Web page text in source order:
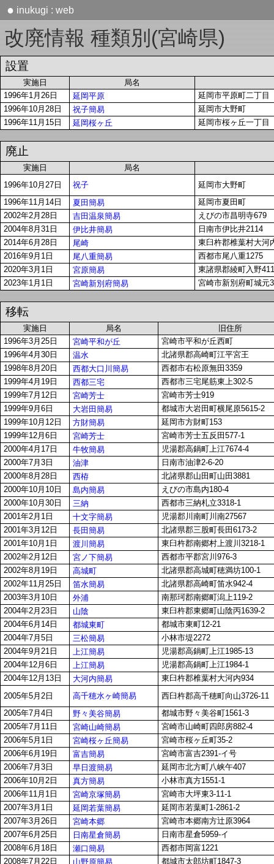
● inukugi : web
改廃情報 種類別(宮崎県)
設置
実施日
局名
1996年1月26日
延岡平原
延岡市平原町二丁目
1996年10月28日
祝子簡易
延岡市大野町
1996年11月15日
延岡桜ヶ丘 延岡市桜ヶ丘一丁目
廃止
実施日
局名
1996年10月27日
祝子
延岡市大野町
1996年11月14日
夏田簡易
延岡市夏田町
2002年2月28日
吉田温泉簡易
えびの市昌明寺679
2004年8月31日
伊比井簡易
日南市伊比井2114
2014年6月28日
尾崎
東臼杵郡椎葉村大河
2016年9月1日
尾八重簡易
西都市尾八重1275
2020年3月1日
宮原簡易
東諸県郡綾町入野
2023年1月1日
宮崎新別府簡易 宮崎市新別府町城元
移転
実施日 局名
旧住所
1996年3月25日
宮崎平和が丘
宮崎市平和が丘西町
1996年4月30日
温水
北諸県郡高崎町江平宮王
1998年8月20日
西都大口川簡易
西都市右松原無田3359
1999年4月19日
西都三宅
西都市三宅尾筋東上302-5
1999年7月12日
宮崎芳士
宮崎市芳士919
1999年9月6日
大岩田簡易
都城市大岩田町横尾原5615-2
1999年10月12日
方財簡易
延岡市方財町153
1999年12月6日
宮崎芳士
宮崎市芳士五反田577-1
2000年4月17日
牛牧簡易
児湯郡高鍋町上江7674-4
2000年7月3日
油津
日南市油津2-6-20
2000年8月28日
西栫
北諸県郡山田町山田3881
2000年10月10日
島内簡易
えびの市島内180-4
2000年10月30日
三納
西都市三納札立3318-1
2001年2月1日
十文字簡易
児湯郡川南町川南27567
2001年3月12日
長田簡易
北諸県郡三股町長田6173-2
2001年10月1日
渡川簡易
東臼杵郡南郷村上渡川3218-1
2002年2月12日
宮ノ下簡易
西都市平郡宮川976-3
2002年8月19日
高城町
北諸県郡高城町穂満坊100-1
2002年11月25日
笛水簡易
北諸県郡高崎町笛水942-4
2003年3月10日
外浦
南那珂郡南郷町潟上119-2
2004年2月23日
山陰
東臼杵郡東郷町山陰丙1639-2
2004年6月14日
都城東町
都城市東町12-21
2004年7月5日
三松簡易
小林市堤2272
2004年9月21日
上江簡易
児湯郡高鍋町上江1985-13
2004年12月6日
上江簡易
児湯郡高鍋町上江1984-1
2004年12月13日
大河内簡易
東臼杵郡椎葉村大河内934
2005年5月2日
高千穂水ヶ崎簡易
西臼杵郡高千穂町向山3726-11
2005年7月4日
野々美谷簡易
都城市野々美谷町1561-3
2005年7月11日
宮崎山崎簡易
宮崎市山崎町四郎房882-4
2006年5月1日
宮崎桜ヶ丘簡易
宮崎市桜ヶ丘町35-2
2006年6月19日
富吉簡易
宮崎市富吉2391-イ号
2006年7月3日
早日渡簡易
延岡市北方町八峡午407
2006年10月2日
真方簡易
小林市真方1551-1
2006年11月1日
宮崎京塚簡易
宮崎市大坪東3-11-1
2007年3月1日
延岡若葉簡易
延岡市若葉町1-2861-2
2007年3月26日
宮崎本郷
宮崎市本郷南方辻原3964
2007年6月25日
日南星倉簡易
日南市星倉5959-イ
2008年6月18日
瀬口簡易
西都市岡富1221
2008年7月22日
山野原簡易
都城市太郎坊町1847-3